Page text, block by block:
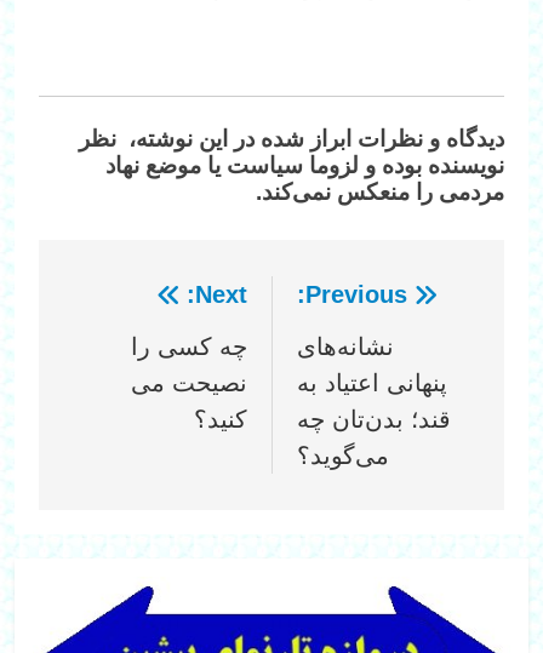
دیدگاه‌ و نظرات ابراز شده در این نوشته، نظر
نویسنده بوده و لزوما سیاست یا موضع نهاد
مردمی را منعکس نمی‌کند.
راهبریPrevious:
نشانه‌های
پنهانی اعتیاد به
قند؛ بدن‌تان چه
می‌گوید؟
Next:
چه کسی را
نصیحت می
کنید؟